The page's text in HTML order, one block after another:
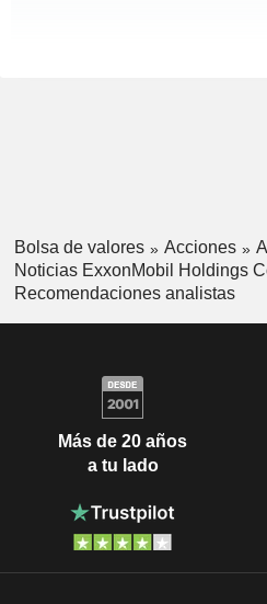
Bolsa de valores Acciones
Noticias ExxonMobil Holdings
Recomendaciones analistas
Más de 20 años
a tu lado